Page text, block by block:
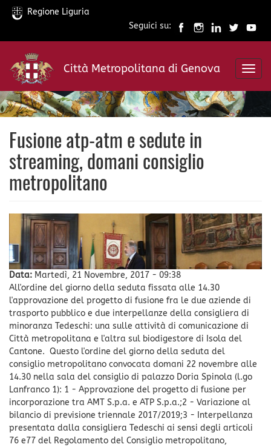
Salta
contenuto
principale
Regione Liguria
Seguici su:
Città Metropolitana di Genova
Fusione atp-atm e sedute in
streaming, domani consiglio
metropolitano
Data: Martedì, 21 Novembre, 2017 - 09:38
All'ordine del giorno della seduta fissata alle 14.30
l'approvazione del progetto di fusione fra le due aziende di
trasporto pubblico e due interpellanze della consigliera di
minoranza Tedeschi: una sulle attività di comunicazione di
Città metropolitana e l'altra sul biodigestore di Isola del
Cantone. Questo l'ordine del giorno della seduta del
consiglio metropolitano convocata domani 22 novembre alle
14.30 nella sala del consiglio di palazzo Doria Spinola (l.go
Lanfranco 1): 1 - Approvazione del progetto di fusione per
incorporazione tra AMT S.p.a. e ATP S.p.a.;2 - Variazione al
bilancio di previsione triennale 2017/2019;3 - Interpellanza
presentata dalla consigliera Tedeschi ai sensi degli articoli
76 e77 del Regolamento del Consiglio metropolitano,